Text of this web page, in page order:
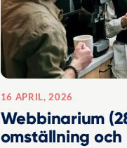
16 APRIL, 2026
Webbinarium
omställning